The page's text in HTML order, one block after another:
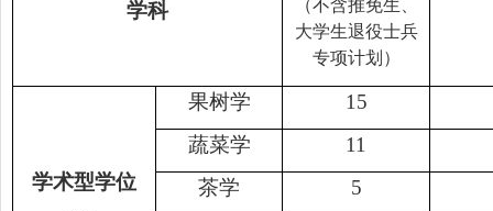
学科
（不含推免生、
大学生退役士兵
专项计划）
学术型学位
果树学
15
蔬菜学
11
茶学
5